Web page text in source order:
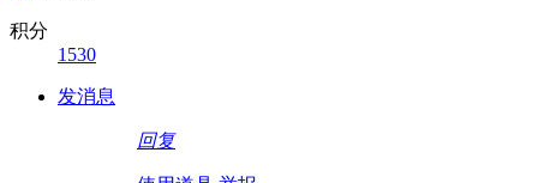
积分
1530
发消息
回复